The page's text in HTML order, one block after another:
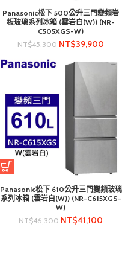
Panasonic松下 500公升三門變頻岩
板玻璃系列冰箱 (雲岩白(W)) (NR-
C505XGS-W)
NT$45,300 NT$39,900
Panasonic松下 610公升三門變頻玻璃
系列冰箱 (雲岩白(W)) (NR-C615XGS-
W)
NT$46,300 NT$41,100